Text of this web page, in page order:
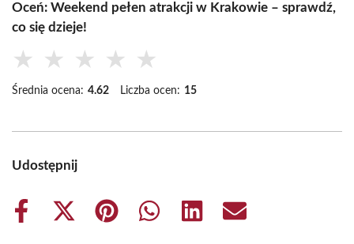
Oceń: Weekend pełen atrakcji w Krakowie – sprawdź,
co się dzieje!
★ ★ ★ ★ ★
Średnia ocena: 4.62 Liczba ocen: 15
Udostępnij
Share
Share
Share
Share
Share
Share